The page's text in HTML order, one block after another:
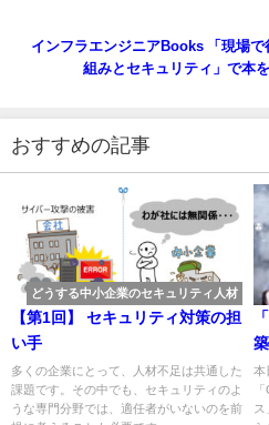
インフラエンジニアBooks 「現場で
組みとセキュリティ」で本
おすすめの記事
どうする中小企業のセキュリティ人材
【第1回】 セキュリティ対策の担
い手
多くの企業にとって、人材不足は共通した
課題です。その中でも、セキュリティのよ
うな専門分野では、適任者がいないのを前
て
本